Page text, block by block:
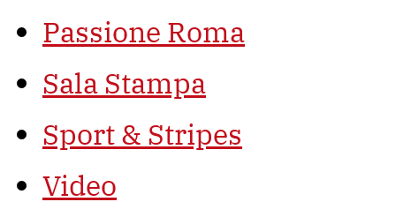
Passione Roma
Sala Stampa
Sport & Stripes
Video